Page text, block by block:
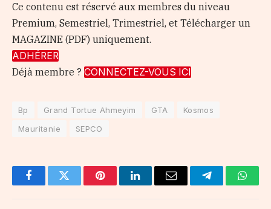
Ce contenu est réservé aux membres du niveau
Premium, Semestriel, Trimestriel, et Télécharger un
MAGAZINE (PDF) uniquement.
ADHÉRER
Déjà membre ? CONNECTEZ-VOUS ICI
Bp Grand Tortue Ahmeyim GTA
Kosmos
Mauritanie
SEPCO
FacebookTwitter PinterestLinkedInEmail Telegram